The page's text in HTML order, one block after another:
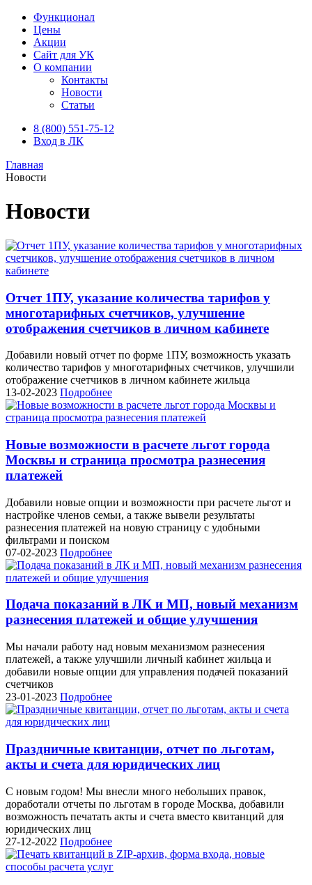
Функционал
Цены
Акции
Сайт для УК
О компании
Контакты
Новости
Статьи
8 (800) 551-75-12
Вход в ЛК
Главная
Новости
Новости
Отчет 1ПУ, указание количества тарифов у
многотарифных счетчиков, улучшение
отображения счетчиков в личном кабинете
Добавили новый отчет по форме 1ПУ, возможность указать
количество тарифов у многотарифных счетчиков, улучшили
отображение счетчиков в личном кабинете жильца
13-02-2023 Подробнее
Новые возможности в расчете льгот города
Москвы и страница просмотра разнесения
платежей
Добавили новые опции и возможности при расчете льгот и
настройке членов семьи, а также вывели результаты
разнесения платежей на новую страницу с удобными
фильтрами и поиском
07-02-2023 Подробнее
Подача показаний в ЛК и МП, новый механизм
разнесения платежей и общие улучшения
Мы начали работу над новым механизмом разнесения
платежей, а также улучшили личный кабинет жильца и
добавили новые опции для управления подачей показаний
счетчиков
23-01-2023 Подробнее
Праздничные квитанции, отчет по льготам,
акты и счета для юридических лиц
С новым годом! Мы внесли много небольших правок,
доработали отчеты по льготам в городе Москва, добавили
возможность печатать акты и счета вместо квитанций для
юридических лиц
27-12-2022 Подробнее